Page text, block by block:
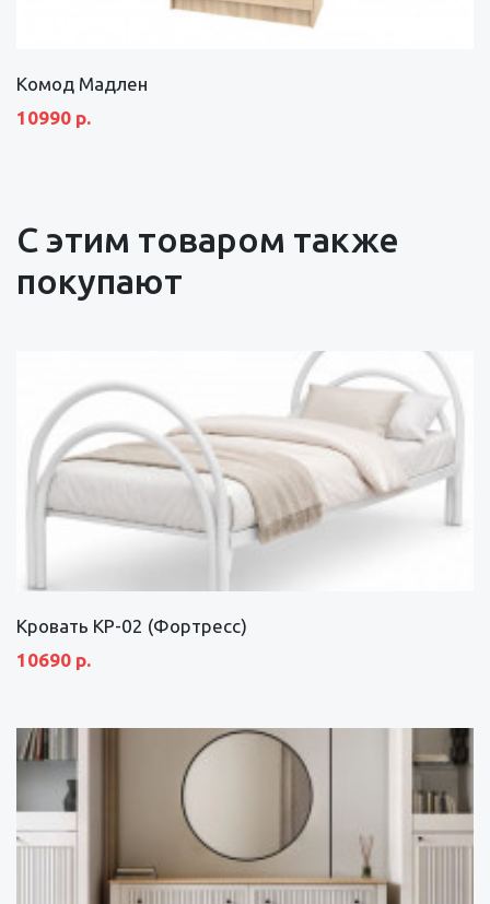
Комод Мадлен
10990 р.
С этим товаром также
покупают
Кровать КР-02 (Фортресс)
10690 р.